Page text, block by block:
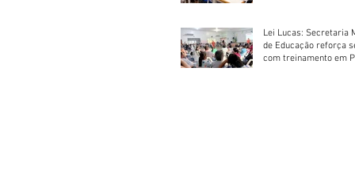
Lei Lucas: Secretaria
de Educação reforça
com treinamento em